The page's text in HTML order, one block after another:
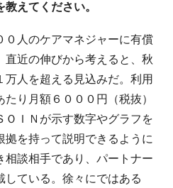
えてください。
人のケアマネジャーに有償
直近の伸びから考えると、秋
人を超える見込みだ。利用
り月額６０００円（税抜）
ＯＩＮが示す数字やグラフを
拠を持って説明できるように
相談相手であり、パートナー
している。徐々にではある